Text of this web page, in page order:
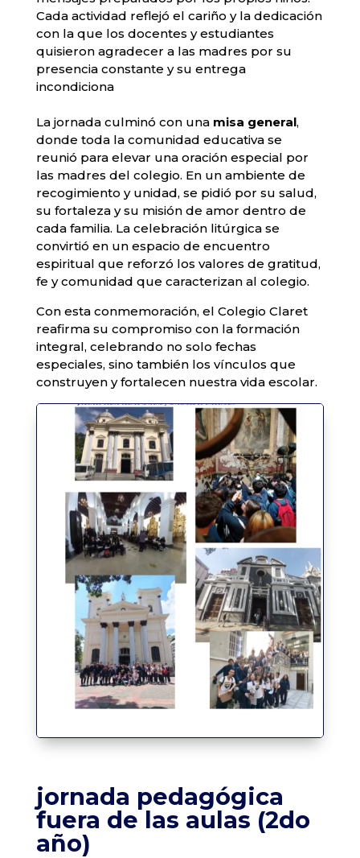
Cada actividad reflejó el cariño y la dedicación
con la que los docentes y estudiantes
quisieron agradecer a las madres por su
presencia constante y su entrega
incondiciona
La jornada culminó con una misa general,
donde toda la comunidad educativa se
reunió para elevar una oración especial por
las madres del colegio. En un ambiente de
recogimiento y unidad, se pidió por su salud,
su fortaleza y su misión de amor dentro de
cada familia. La celebración litúrgica se
convirtió en un espacio de encuentro
espiritual que reforzó los valores de gratitud,
fe y comunidad que caracterizan al colegio.
Con esta conmemoración, el Colegio Claret
reafirma su compromiso con la formación
integral, celebrando no solo fechas
especiales, sino también los vínculos que
construyen y fortalecen nuestra vida escolar.
jornada pedagógica
fuera de las aulas (2do
año)